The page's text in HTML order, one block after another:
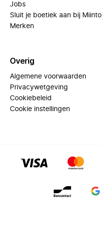
Jobs
Sluit je boetiek aan bij Miinto
Merken
Overig
Algemene voorwaarden
Privacywetgeving
Cookiebeleid
Cookie instellingen